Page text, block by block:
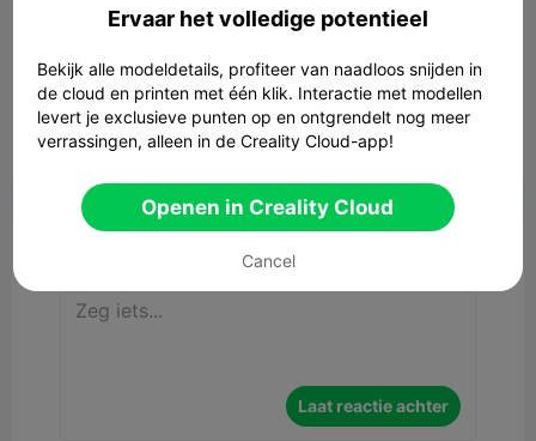
Commentaar
Laat reactie achter
Ervaar het volledige potentieel
Bekijk alle modeldetails, profiteer van naadloos snijden in
de cloud en printen met één klik. Interactie met modellen
levert je exclusieve punten op en ontgrendelt nog meer
verrassingen, alleen in de Creality Cloud-app!
Openen in Creality Cloud
Cancel